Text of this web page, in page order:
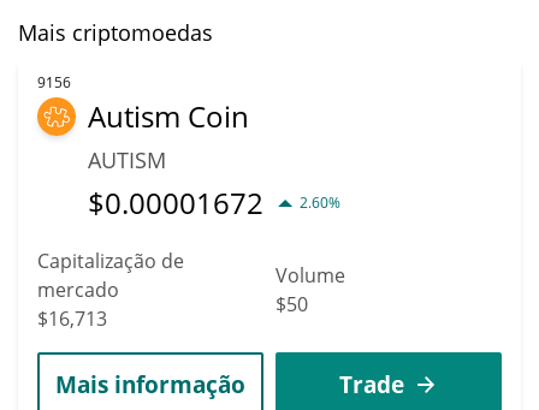
Mais criptomoedas
9156
Autism Coin
AUTISM
$0.00001672 2.60%
Capitalização de
mercado
$16,713
Volume
$50
Mais informação Trade